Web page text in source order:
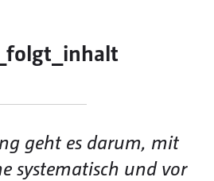
geht es darum, mit
systematisch und vor